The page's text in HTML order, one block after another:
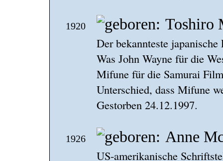
1920 Toshiro
Der bekannteste
Was John Wayne für die
Mifune für die Samurai
Unterschied, dass Mifune
Gestorben 24.12.1997.
1926 Anne
US-amerikanische